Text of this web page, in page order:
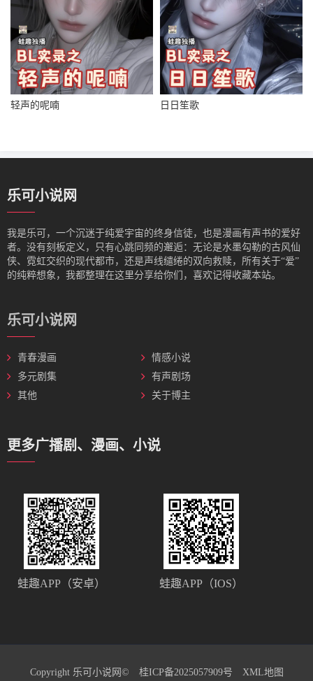
轻声的呢喃 日日笙歌
乐可小说网
我是‌乐可，一个沉迷于纯爱宇宙的终身信徒，也是漫画有声书的爱好
者。没有刻板定义，只有心跳同频的邂逅：无论是水墨勾勒的古风仙
侠、霓虹交织的现代都市，还是声线缱绻的双向救赎，所有关于“爱”
的纯粹想象，我都整理在这里分享给你们，喜欢记得收藏本站。
乐可小说网
青春漫画
情感小说
多元剧集
有声剧场
其他
关于博主
更多广播剧、漫画、小说
蛙趣APP（安卓） 蛙趣APP（IOS）
Copyright 乐可小说网© 桂ICP备2025057909号 XML地图